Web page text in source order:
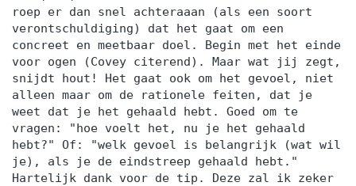
roep er dan snel achteraaan (als een soort
verontschuldiging) dat het gaat om een
concreet en meetbaar doel. Begin met het einde
voor ogen (Covey citerend). Maar wat jij zegt,
snijdt hout! Het gaat ook om het gevoel, niet
alleen maar om de rationele feiten, dat je
weet dat je het gehaald hebt. Goed om te
vragen: "hoe voelt het, nu je het gehaald
hebt?" Of: "welk gevoel is belangrijk (wat wil
je), als je de eindstreep gehaald hebt."
Hartelijk dank voor de tip. Deze zal ik zeker